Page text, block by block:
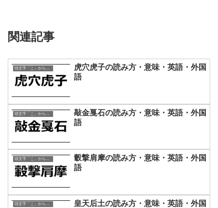
関連記事
頭文字「こ」から始まる四字熟語
虎穴虎子の読み方・意味・英語・外国
語
敲金戛石の読み方・意味・英語・外国
語
頭文字「こ」から始まる四字熟語
轂撃肩摩の読み方・意味・英語・外国
語
頭文字「こ」から始まる四字熟語
皇天后土の読み方・意味・英語・外国